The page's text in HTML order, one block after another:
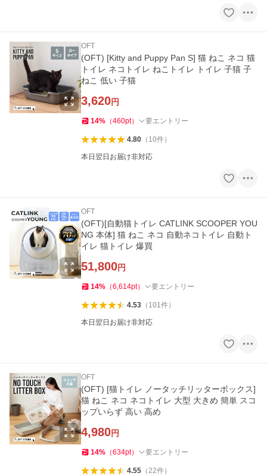
OFT
(OFT) [Kitty and Puppy Pan S] 猫 ねこ ネコ 猫
トイレ ネコトイレ ねこトイレ トイレ 子猫 子
ねこ 低い 子猫
3,620円
14% （460pt） 要エントリー
4.80（ 10件）
本日翌日お届け非対応
OFT
(OFT)[自動猫トイレ CATLINK SCOOPER YOU
NG 本体] 猫 ねこ ネコ 自動ネコトイレ 自動ト
イレ 猫トイレ 爆買
51,800円
14% （6,614pt） 要エントリー
4.53（ 101件）
本日翌日お届け非対応
OFT
(OFT) [猫トイレ ノータッチリッターボックス]
猫 ねこ ネコ ネコトイレ 大型 大きめ 簡単 スコ
ップいらず 高い 高め
4,980円
14% （634pt） 要エントリー
4.55（22件）